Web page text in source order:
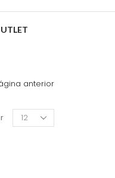
anterior
Products
per